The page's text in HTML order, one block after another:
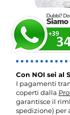
Con NOI sei al
I pagamenti
coperti dalla
garantisce il
spedizione) per